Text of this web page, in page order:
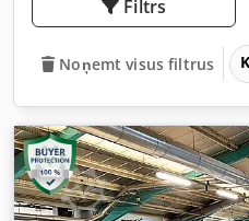
Filtrs
Noņemt visus filtrus